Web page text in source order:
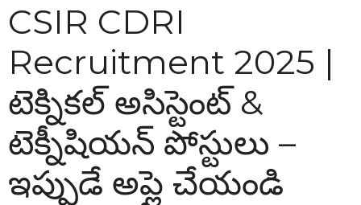
CSIR CDRI
Recruitment 2025 |
టెక్నికల్ అసిస్టెంట్ &
టెక్నీషియన్ పోస్టులు –
ఇప్పుడే అప్లై చేయండి